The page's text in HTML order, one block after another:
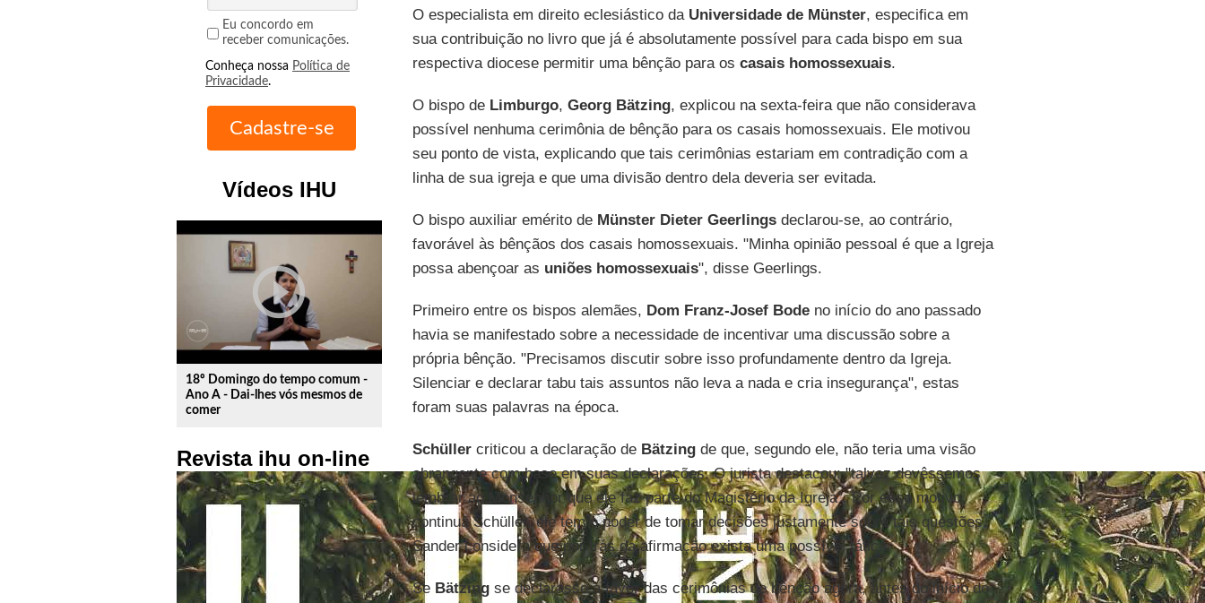
Eu concordo em
receber comunicações.
Conheça nossa Política de
Privacidade.
Vídeos IHU
play_circle_outline
18º Domingo do tempo comum -
Ano A - Dai-lhes vós mesmos de
comer
Revista ihu on-line
O especialista em direito eclesiástico da Universidade de Münster, especifica em
sua contribuição no livro que já é absolutamente possível para cada bispo em sua
respectiva diocese permitir uma bênção para os casais homossexuais.
O bispo de Limburgo, Georg Bätzing, explicou na sexta-feira que não considerava
possível nenhuma cerimônia de bênção para os casais homossexuais. Ele motivou
seu ponto de vista, explicando que tais cerimônias estariam em contradição com a
linha de sua igreja e que uma divisão dentro dela deveria ser evitada.
O bispo auxiliar emérito de Münster Dieter Geerlingsdeclarou-se, ao contrário,
favorável às bênçãos dos casais homossexuais. "Minha opinião pessoal é que a Igreja
possa abençoar as uniões homossexuais", disse Geerlings.
Primeiro entre os bispos alemães, Dom Franz-Josef Bodeno início do ano passado
havia se manifestado sobre a necessidade de incentivar uma discussão sobre a
própria bênção. "Precisamos discutir sobre isso profundamente dentro da Igreja.
Silenciar e declarar tabu tais assuntos não leva a nada e cria insegurança", estas
foram suas palavras na época.
Schüllercriticou a declaração de Bätzingde que, segundo ele, não teria uma visão
abrangente com base em suas declarações. O jurista destacou: "talvez devêssemos
lembrar ao Monsenhor que ele faz parte do Magistério da Igreja". Por esse motivo,
continua Schüller, ele tem o poder de tomar decisões justamente sobre tais questões.
Sander considera que por trás da afirmação exista uma possível tática.
Se Bätzingse declarasse a favor das cerimônias de bênção agora, antes do início do